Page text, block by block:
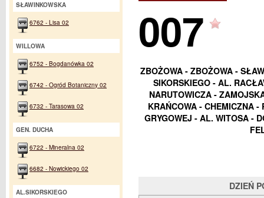
007
ZBOŻOWA - ZBOŻOWA -
SIKORSKIEGO - AL.
NARUTOWICZA -
KRAŃCOWA - CHEMICZNA -
GRYGOWEJ - AL. WITOSA -
DZIEŃ
SŁAWINKOWSKA
6762 - Lisa 02
WILLOWA
6752 - Bogdanówka 02
6742 - Ogród Botaniczny 02
6732 - Tarasowa 02
GEN. DUCHA
6722 - Mineralna 02
6682 - Nowickiego 02
AL.SIKORSKIEGO